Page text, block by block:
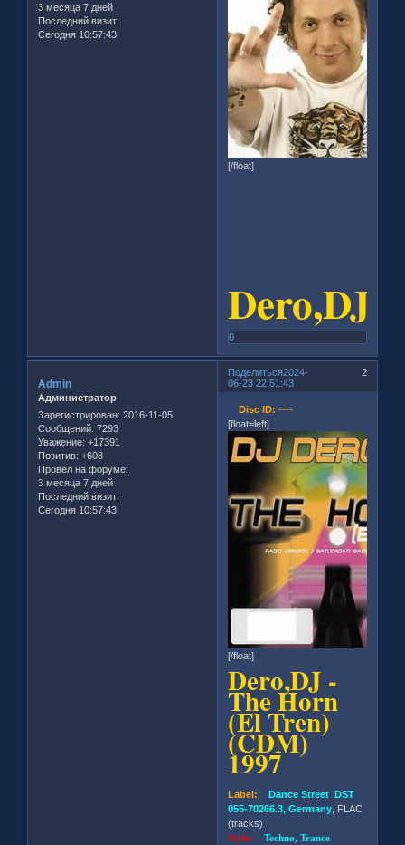
3 месяца 7 дней
Последний визит:
Сегодня 10:57:43
[/float]
Dero,DJ
0
Поделиться 2
2024-
06-23 22:51:43
Admin
Администратор
Зарегистрирован: 2016-11-05
Сообщений: 7293
Уважение: +17391
Позитив: +608
Провел на форуме:
3 месяца 7 дней
Последний визит:
Сегодня 10:57:43
Disc ID: ----
[float=left]
[/float]
Dero,DJ -
The Horn
(El Tren)
(CDM)
1997
Label: Dance Street DST
055-70266.3, Germany , FLAC
(tracks)
Style:Techno, Trance